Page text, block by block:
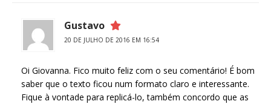
Gustavo
20 DE JULHO DE 2016 EM 16:54
Oi Giovanna. Fico muito feliz com o seu comentário! É bom
saber que o texto ficou num formato claro e interessante.
Fique à vontade para replicá-lo, também concordo que as